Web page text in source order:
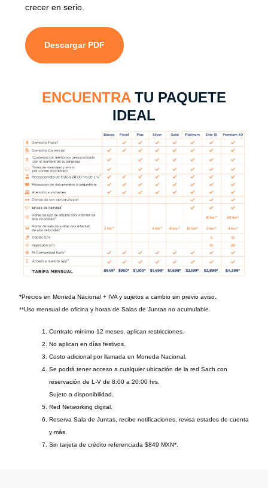
crecer en serio.
Descargar PDF
ENCUENTRA TU PAQUETE
IDEAL
*Precios en Moneda Nacional + IVA y sujetos a cambio sin previo aviso.
**Uso mensual de oficina y horas de Salas de Juntas no acumulable.
Contrato mínimo 12 meses, aplican restricciones.
No aplican en días festivos.
Costo adicional por llamada en Moneda Nacional.
Se podrá tener acceso a cualquier ubicación de la red Sach con
reservación de L-V de 8:00 a 20:00 hrs.
Sujeto a disponibilidad.
Red Networking digital.
Reserva Sala de Juntas, recibe notificaciones, revisa estados de cuenta
y más.
Sin tarjeta de crédito referenciada $849 MXN*.